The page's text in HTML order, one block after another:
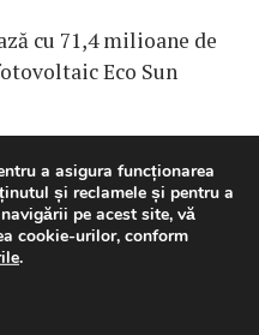
cu 71,4 milioane de
Eco Sun
SAFEbutton, funcţie
la cont din
a asigura funcționarea
și reclamele și pentru a
pe acest site, vă
cookie-urilor, conform
.